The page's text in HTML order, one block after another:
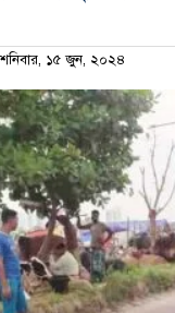
১৫ জুন, ২০২৪